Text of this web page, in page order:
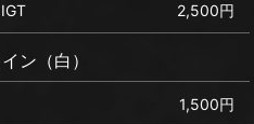
2,500円
ン（白）
1,500円